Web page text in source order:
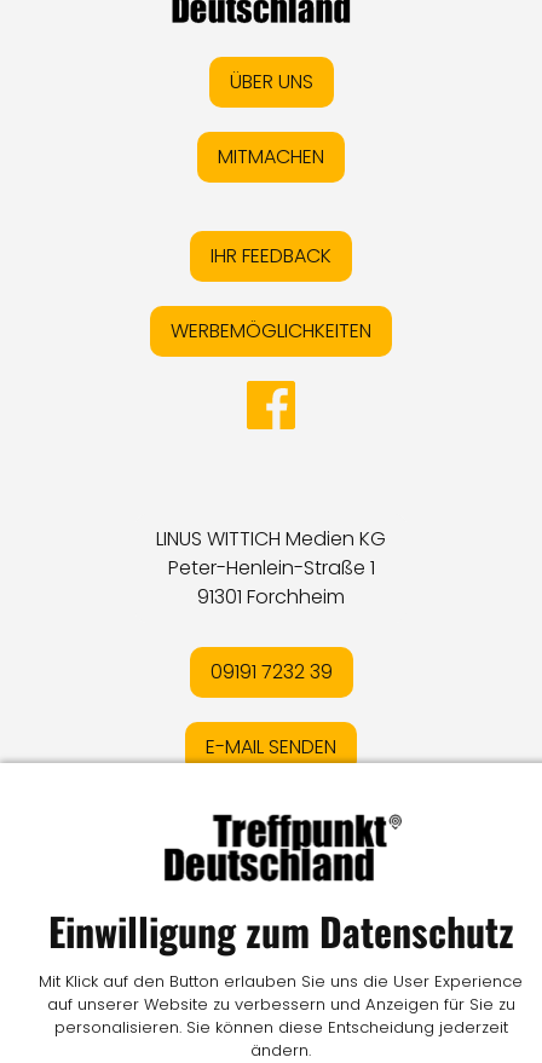
ÜBER UNS
MITMACHEN
IHR FEEDBACK
WERBEMÖGLICHKEITEN
LINUS WITTICH Medien KG
Peter-Henlein-Straße 1
91301 Forchheim
09191 7232 39
E-MAIL SENDEN
DatenschutzIOnline-Streitschlichtung
MediadatenIKontaktIVertrag widerrufen
© LW Medien GmbH
Einwilligung zum Datenschutz
Mit Klick auf den Button erlauben Sie uns die User Experience
auf unserer Website zu verbessern und Anzeigen für Sie zu
personalisieren. Sie können diese Entscheidung jederzeit
ändern.